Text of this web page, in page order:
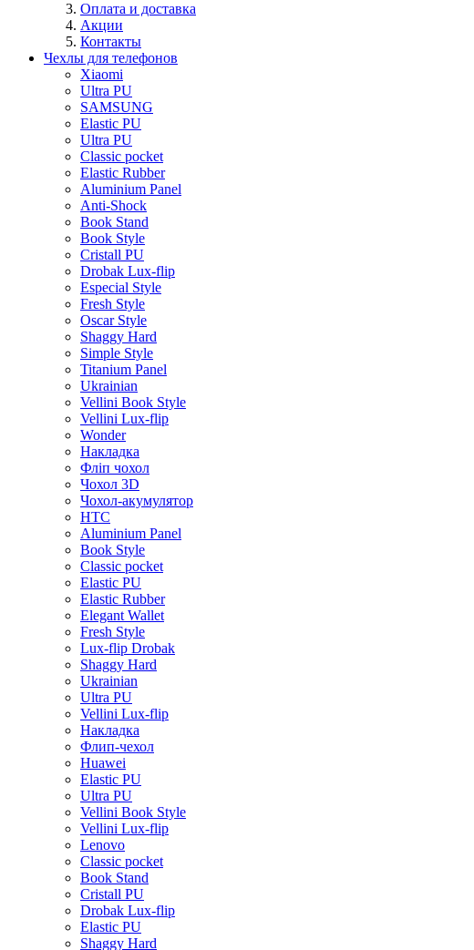
Оплата и доставка
Акции
Контакты
Чехлы для телефонов
Xiaomi
Ultra PU
SAMSUNG
Elastic PU
Ultra PU
Classic pocket
Elastic Rubber
Aluminium Panel
Anti-Shock
Book Stand
Book Style
Cristall PU
Drobak Lux-flip
Especial Style
Fresh Style
Oscar Style
Shaggy Hard
Simple Style
Titanium Panel
Ukrainian
Vellini Book Style
Vellini Lux-flip
Wonder
Накладка
Фліп чохол
Чохол 3D
Чохол-акумулятор
HTC
Aluminium Panel
Book Style
Classic pocket
Elastic PU
Elastic Rubber
Elegant Wallet
Fresh Style
Lux-flip Drobak
Shaggy Hard
Ukrainian
Ultra PU
Vellini Lux-flip
Накладка
Флип-чехол
Huawei
Elastic PU
Ultra PU
Vellini Book Style
Vellini Lux-flip
Lenovo
Classic pocket
Book Stand
Cristall PU
Drobak Lux-flip
Elastic PU
Shaggy Hard